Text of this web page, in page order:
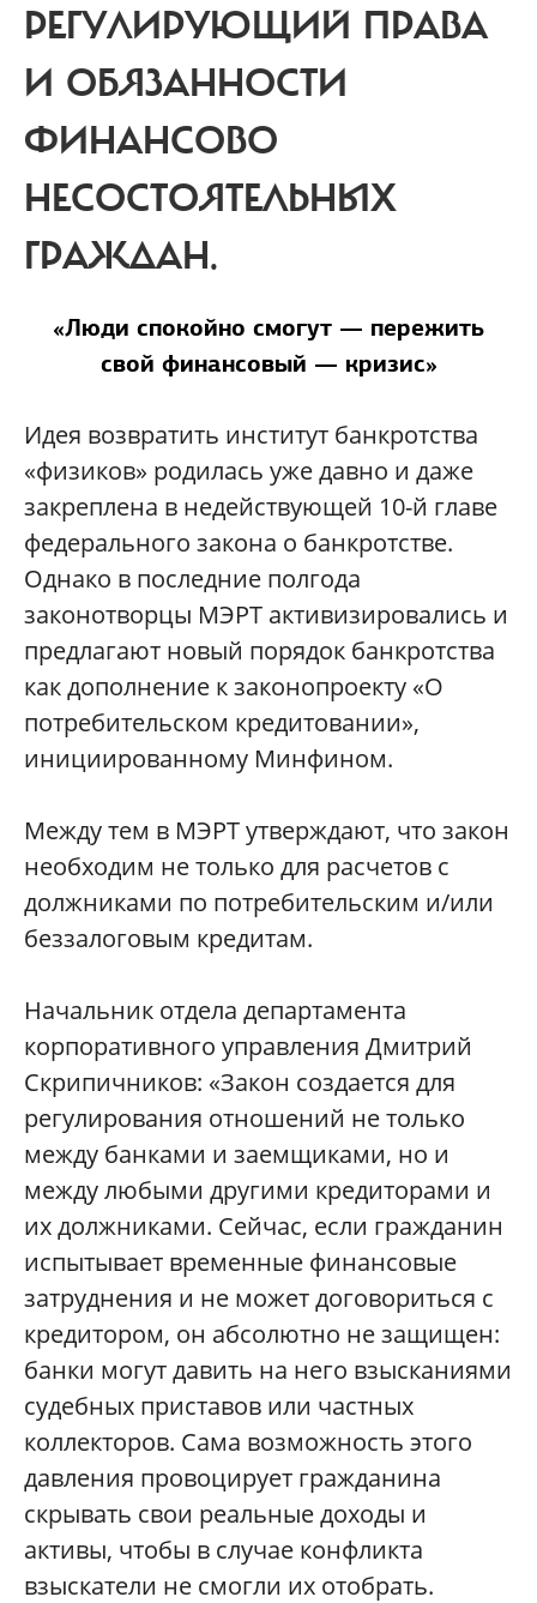
РЕГУЛИРУЮЩИЙ ПРАВА
И ОБЯЗАННОСТИ
ФИНАНСОВО
НЕСОСТОЯТЕЛЬНЫХ
ГРАЖДАН.
«Люди спокойно смогут — пережить
свой финансовый — кризис»
Идея возвратить институт банкротства
«физиков» родилась уже давно и даже
закреплена в недействующей 10-й главе
федерального закона о банкротстве.
Однако в последние полгода
законотворцы МЭРТ активизировались и
предлагают новый порядок банкротства
как дополнение к законопроекту «О
потребительском кредитовании»,
инициированному Минфином.
Между тем в МЭРТ утверждают, что закон
необходим не только для расчетов с
должниками по потребительским и/или
беззалоговым кредитам.
Начальник отдела департамента
корпоративного управления Дмитрий
Скрипичников: «Закон создается для
регулирования отношений не только
между банками и заемщиками, но и
между любыми другими кредиторами и
их должниками. Сейчас, если гражданин
испытывает временные финансовые
затруднения и не может договориться с
кредитором, он абсолютно не защищен:
банки могут давить на него взысканиями
судебных приставов или частных
коллекторов. Сама возможность этого
давления провоцирует гражданина
скрывать свои реальные доходы и
активы, чтобы в случае конфликта
взыскатели не смогли их отобрать.